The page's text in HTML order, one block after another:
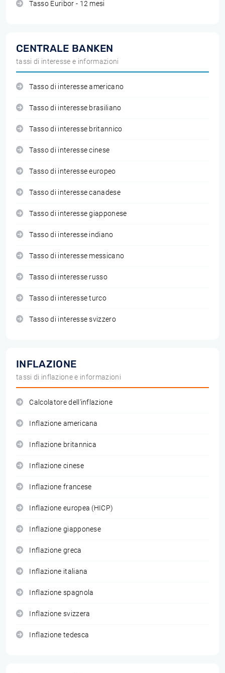
Tasso Euribor - 12 mesi
CENTRALE BANKEN
tassi di interesse e informazioni
Tasso di interesse americano
Tasso di interesse brasiliano
Tasso di interesse britannico
Tasso di interesse cinese
Tasso di interesse europeo
Tasso di interesse canadese
Tasso di interesse giapponese
Tasso di interesse indiano
Tasso di interesse messicano
Tasso di interesse russo
Tasso di interesse turco
Tasso di interesse svizzero
INFLAZIONE
tassi di inflazione e informazioni
Calcolatore dell'inflazione
Inflazione americana
Inflazione britannica
Inflazione cinese
Inflazione francese
Inflazione europea (HICP)
Inflazione giapponese
Inflazione greca
Inflazione italiana
Inflazione spagnola
Inflazione svizzera
Inflazione tedesca